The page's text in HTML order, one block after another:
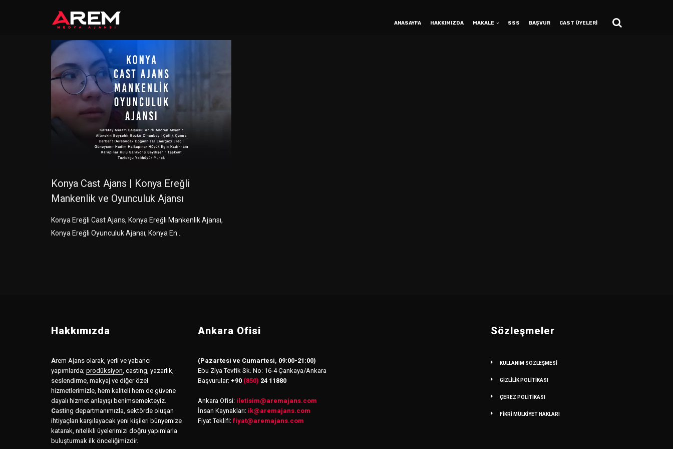
ANASAYFA HAKKIMIZDA MAKALE SSS BAŞVUR CAST ÜYELERİ
Konya Cast Ajans | Konya Ereğli
Mankenlik ve Oyunculuk Ajansı
Konya Ereğli Cast Ajans, Konya Ereğli Mankenlik Ajansı,
Konya Ereğli Oyunculuk Ajansı, Konya En...
Hakkımızda
Arem Ajans olarak, yerli ve yabancı
yapımlarda; prodüksiyon casting, yazarlık,
seslendirme, makyaj ve diğer özel
hizmetlerimizle, hem kaliteli hem de güvene
dayalı hizmet anlayışı benimsemekteyiz.
Casting departmanımızla, sektörde oluşan
ihtiyaçları karşılayacak yeni kişileri bünyemize
katarak, nitelikli üyelerimizi doğru yapımlarla
buluşturmak ilk önceliğimizdir.
Ankara Ofisi
(Pazartesi ve Cumartesi, 09:00-21:00)
Ebu Ziya Tevfik Sk. No: 16-4 Çankaya/Ankara
Başvurular: +90 (850) 24 11880
Ankara Ofisi: iletisim@aremajans.com
İnsan Kaynakları: ik@aremajans.com
Fiyat Teklifi: fiyat@aremajans.com
Sözleşmeler
KULLANIM SÖZLEŞMESİ
GİZLİLİK POLİTİKASI
ÇEREZ POLİTİKASI
FİKRİ MÜLKİYET HAKLARI